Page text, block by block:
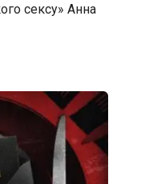
сексу» Анна